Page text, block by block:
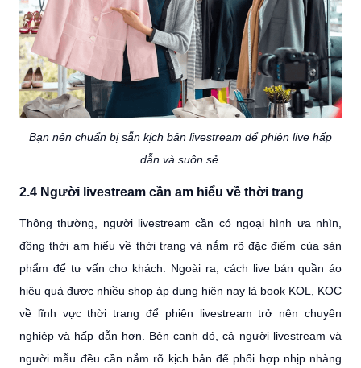
Bạn nên chuẩn bị sẵn kịch bản livestream để phiên live hấp
dẫn và suôn sẻ.
2.4 Người livestream cần am hiểu về thời trang
Thông thường, người livestream cần có ngoại hình ưa nhìn,
đồng thời am hiểu về thời trang và nắm rõ đặc điểm của sản
phẩm để tư vấn cho khách. Ngoài ra, cách live bán quần áo
hiệu quả được nhiều shop áp dụng hiện nay là book KOL, KOC
về lĩnh vực thời trang để phiên livestream trở nên chuyên
nghiệp và hấp dẫn hơn. Bên cạnh đó, cả người livestream và
người mẫu đều cần nắm rõ kịch bản để phối hợp nhịp nhàng